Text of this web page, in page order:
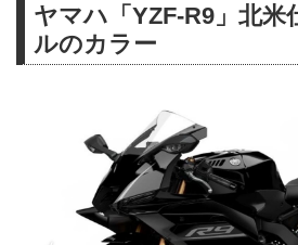
ヤマハ「YZF-R9」北米
ルのカラー